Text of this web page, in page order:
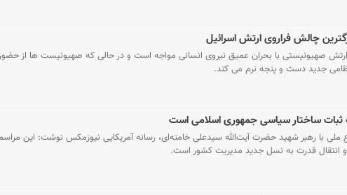
چالش فراروی ارتش اسرائیل
صهیونیستی با بحران عمیق نیروی انسانی مواجه است و در حالی که صهیونیست ها از
ثبات ساختار سیاسی جمهوری اسلامی است
ملی با رهبر شهید حضرت آیت‌الله سیدعلی خامنه‌ای، رسانه آمریکایی نیوزمکس نوشت: این
و انتقال قدرت به نسل جدید مدیریت کشور است.